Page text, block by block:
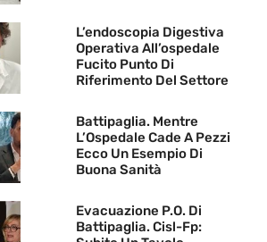
L’endoscopia Digestiva
Operativa All’ospedale
Fucito Punto Di
Riferimento Del Settore
Battipaglia. Mentre
L’Ospedale Cade A Pezzi
Ecco Un Esempio Di
Buona Sanità
Evacuazione P.O. Di
Battipaglia. Cisl-Fp: